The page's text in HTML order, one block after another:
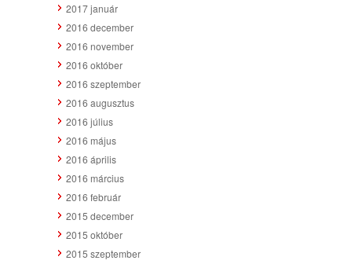
2017 január
2016 december
2016 november
2016 október
2016 szeptember
2016 augusztus
2016 július
2016 május
2016 április
2016 március
2016 február
2015 december
2015 október
2015 szeptember